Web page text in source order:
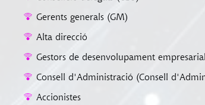
Gerents generals (GM)
Alta direcció
Gestors de desenvolupament
Consell d'Administració (Consell
Accionistes